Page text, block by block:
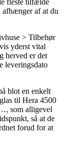
afhænger af at du
> Tilbehør
yderst vital
herved er det
leveringsdato
blot en enkelt
til Hera 4500
som alligevel
så at de
forud for at